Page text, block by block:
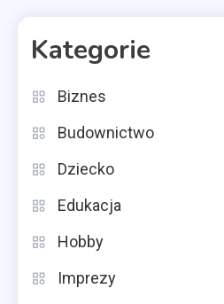
Kategorie
Biznes
Budownictwo
Dziecko
Edukacja
Hobby
Imprezy